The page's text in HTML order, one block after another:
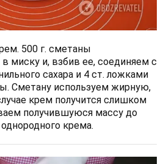
500 г. сметаны
миску и, взбив ее, соединяем с
сахара и 4 ст. ложками
Сметану используем жирную,
крем получится слишком
получившуюся массу до
крема.